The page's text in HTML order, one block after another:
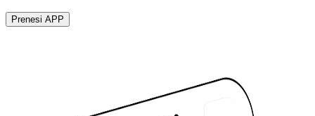
Prenesi APP